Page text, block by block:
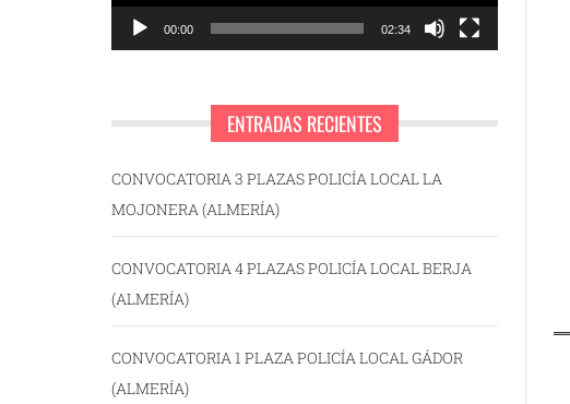
00:00 02:34
ENTRADAS RECIENTES
CONVOCATORIA 3 PLAZAS POLICÍA LOCAL LA
MOJONERA (ALMERÍA)
CONVOCATORIA 4 PLAZAS POLICÍA LOCAL BERJA
(ALMERÍA)
CONVOCATORIA 1 PLAZA POLICÍA LOCAL GÁDOR
(ALMERÍA)